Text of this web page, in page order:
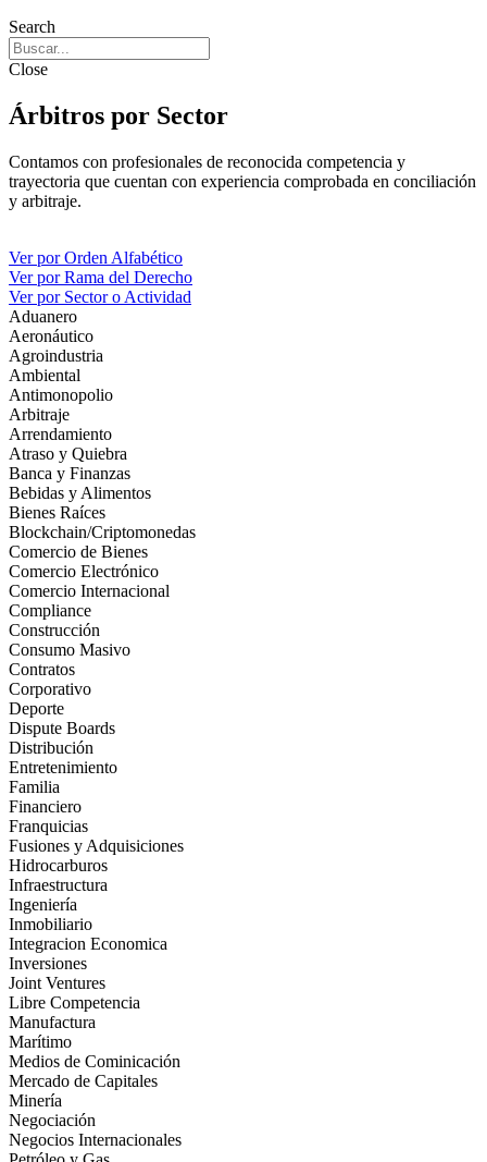
Search
Close
Árbitros por Sector
Contamos con profesionales de reconocida competencia y
trayectoria que cuentan con experiencia comprobada en conciliación
y arbitraje.
Ver por Orden Alfabético
Ver por Rama del Derecho
Ver por Sector o Actividad
Aduanero
Aeronáutico
Agroindustria
Ambiental
Antimonopolio
Arbitraje
Arrendamiento
Atraso y Quiebra
Banca y Finanzas
Bebidas y Alimentos
Bienes Raíces
Blockchain/Criptomonedas
Comercio de Bienes
Comercio Electrónico
Comercio Internacional
Compliance
Construcción
Consumo Masivo
Contratos
Corporativo
Deporte
Dispute Boards
Distribución
Entretenimiento
Familia
Financiero
Franquicias
Fusiones y Adquisiciones
Hidrocarburos
Infraestructura
Ingeniería
Inmobiliario
Integracion Economica
Inversiones
Joint Ventures
Libre Competencia
Manufactura
Marítimo
Medios de Cominicación
Mercado de Capitales
Minería
Negociación
Negocios Internacionales